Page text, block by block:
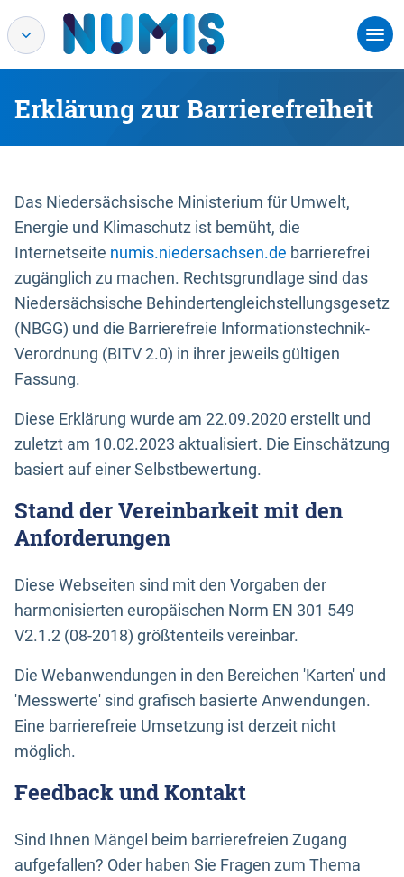
Erklärung zur Barrierefreiheit
Das Niedersächsische Ministerium für Umwelt,
Energie und Klimaschutz ist bemüht, die
Internetseite numis.niedersachsen.de barrierefrei
zugänglich zu machen. Rechtsgrundlage sind das
Niedersächsische Behindertengleichstellungsgesetz
(NBGG) und die Barrierefreie Informationstechnik-
Verordnung (BITV 2.0) in ihrer jeweils gültigen
Fassung.
Diese Erklärung wurde am 22.09.2020 erstellt und
zuletzt am 10.02.2023 aktualisiert. Die Einschätzung
basiert auf einer Selbstbewertung.
Stand der Vereinbarkeit mit den
Anforderungen
Diese Webseiten sind mit den Vorgaben der
harmonisierten europäischen Norm EN 301 549
V2.1.2 (08-2018) größtenteils vereinbar.
Die Webanwendungen in den Bereichen 'Karten' und
'Messwerte' sind grafisch basierte Anwendungen.
Eine barrierefreie Umsetzung ist derzeit nicht
möglich.
Feedback und Kontakt
Sind Ihnen Mängel beim barrierefreien Zugang
aufgefallen? Oder haben Sie Fragen zum Thema